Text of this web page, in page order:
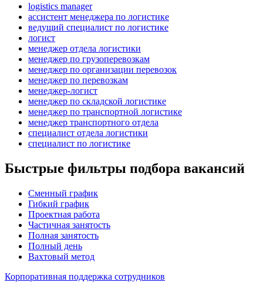
logistics manager
ассистент менеджера по логистике
ведущий специалист по логистике
логист
менеджер отдела логистики
менеджер по грузоперевозкам
менеджер по организации перевозок
менеджер по перевозкам
менеджер-логист
менеджер по складской логистике
менеджер по транспортной логистике
менеджер транспортного отдела
специалист отдела логистики
специалист по логистике
Быстрые фильтры подбора вакансий
Сменный график
Гибкий график
Проектная работа
Частичная занятость
Полная занятость
Полный день
Вахтовый метод
Корпоративная поддержка сотрудников